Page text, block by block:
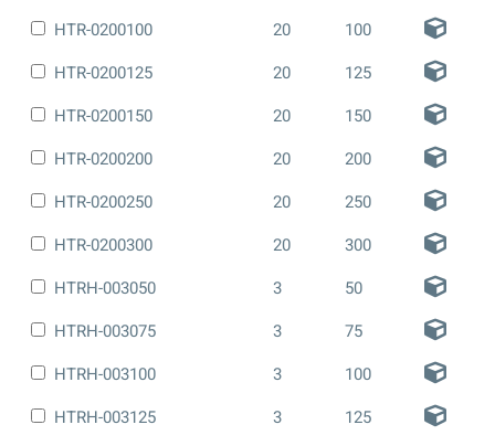
HTR-0200100
20
100
HTR-0200125
20
125
HTR-0200150
20
150
HTR-0200200
20
200
HTR-0200250
20
250
HTR-0200300
20
300
HTRH-003050
3
50
HTRH-003075
3
75
HTRH-003100
3
100
HTRH-003125
3
125